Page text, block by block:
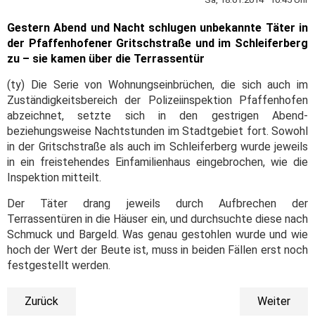
Gestern Abend und Nacht schlugen unbekannte Täter in
der Pfaffenhofener Gritschstraße und im Schleiferberg
zu – sie kamen über die Terrassentür
(ty) Die Serie von Wohnungseinbrüchen, die sich auch im
Zuständigkeitsbereich der Polizeiinspektion Pfaffenhofen
abzeichnet, setzte sich in den gestrigen Abend-
beziehungsweise Nachtstunden im Stadtgebiet fort. Sowohl
in der Gritschstraße als auch im Schleiferberg wurde jeweils
in ein freistehendes Einfamilienhaus eingebrochen, wie die
Inspektion mitteilt.
Der Täter drang jeweils durch Aufbrechen der
Terrassentüren in die Häuser ein, und durchsuchte diese nach
Schmuck und Bargeld. Was genau gestohlen wurde und wie
hoch der Wert der Beute ist, muss in beiden Fällen erst noch
festgestellt werden.
Zurück Weiter